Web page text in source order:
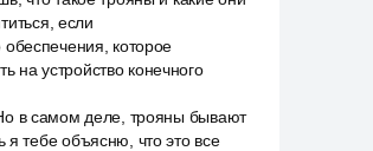
если
которое
на устройство конечного
в самом деле, трояны бывают
тебе объясню, что это все